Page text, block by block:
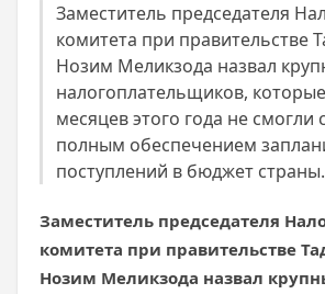
Заместитель председателя
комитета при правительстве
Нозим Меликзода назвал
налогоплательщиков,
месяцев этого года не смогли
полным обеспечением
поступлений в бюджет страны.
Заместитель председателя
комитета при правительстве
Нозим Меликзода назвал